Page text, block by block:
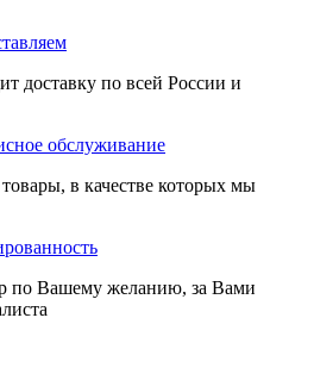
доставку по всей России и
обслуживание
в качестве которых мы
по Вашему желанию, за Вами